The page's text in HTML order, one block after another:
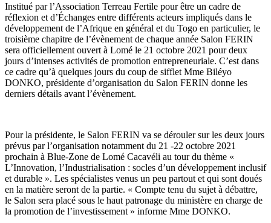
Institué par l’Association Terreau Fertile pour être un cadre de
réflexion et d’Échanges entre différents acteurs impliqués dans le
développement de l’Afrique en général et du Togo en particulier, le
troisième chapitre de l’évènement de chaque année Salon FERIN
sera officiellement ouvert à Lomé le 21 octobre 2021 pour deux
jours d’intenses activités de promotion entrepreneuriale. C’est dans
ce cadre qu’à quelques jours du coup de sifflet Mme Biléyo
DONKO, présidente d’organisation du Salon FERIN donne les
derniers détails avant l’évènement.
Pour la présidente, le Salon FERIN va se dérouler sur les deux jours
prévus par l’organisation notamment du 21 -22 octobre 2021
prochain à Blue-Zone de Lomé Cacavéli au tour du thème «
L’Innovation, l’Industrialisation : socles d’un développement inclusif
et durable ». Les spécialistes venus un peu partout et qui sont doués
en la matière seront de la partie. « Compte tenu du sujet à débattre,
le Salon sera placé sous le haut patronage du ministère en charge de
la promotion de l’investissement » informe Mme DONKO.